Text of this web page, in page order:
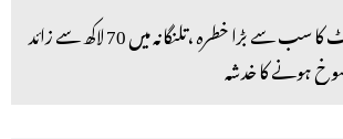
ووٹر لسٹ کا سب سے بڑا خطرہ ،تلنگانہ میں 70 لاکھ سے زائد
ہونے کا خدشہ